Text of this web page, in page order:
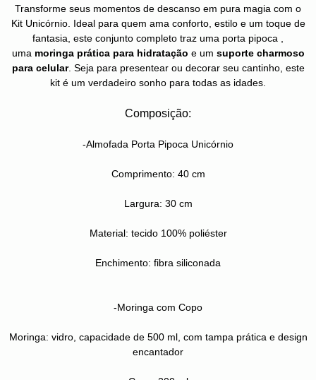
Transforme seus momentos de descanso em pura magia com o
Kit Unicórnio. Ideal para quem ama conforto, estilo e um toque de
fantasia, este conjunto completo traz uma porta pipoca ,
uma moringa prática para hidratação e um suporte charmoso
para celular. Seja para presentear ou decorar seu cantinho, este
kit é um verdadeiro sonho para todas as idades.
Composição:
-Almofada Porta Pipoca Unicórnio
Comprimento: 40 cm
Largura: 30 cm
Material: tecido 100% poliéster
Enchimento: fibra siliconada
-Moringa com Copo
Moringa: vidro, capacidade de 500 ml, com tampa prática e design
encantador